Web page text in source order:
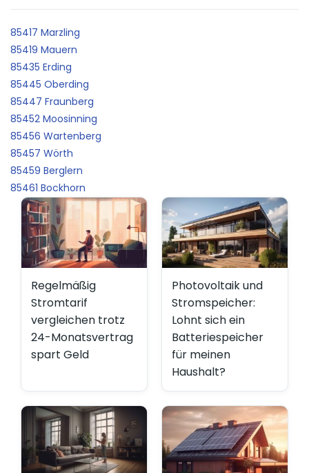
85417 Marzling
85419 Mauern
85435 Erding
85445 Oberding
85447 Fraunberg
85452 Moosinning
85456 Wartenberg
85457 Wörth
85459 Berglern
85461 Bockhorn
Regelmäßig
Stromtarif
vergleichen trotz
24-Monatsvertrag
spart Geld
Photovoltaik und
Stromspeicher:
Lohnt sich ein
Batteriespeicher
für meinen
Haushalt?